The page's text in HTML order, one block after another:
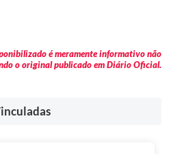
é meramente informativo não
o original publicado em Diário Oficial.